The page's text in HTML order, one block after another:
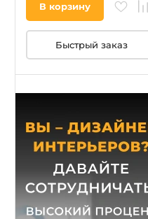
В корзину
Быстрый заказ